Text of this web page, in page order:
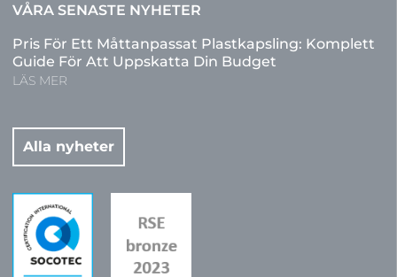
VÅRA SENASTE NYHETER
Pris För Ett Måttanpassat Plastkapsling: Komplett
Guide För Att Uppskatta Din Budget
LÄS MER
Alla nyheter